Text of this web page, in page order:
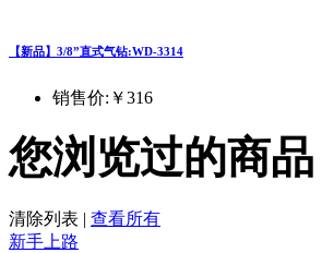
【新品】3/8”直式气钻:WD-3314
销售价: ￥316
您浏览过的商品
清除列表 | 查看所有
新手上路